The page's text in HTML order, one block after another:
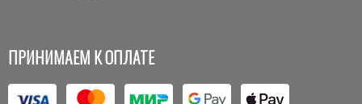
ПРИНИМАЕМ К ОПЛАТЕ